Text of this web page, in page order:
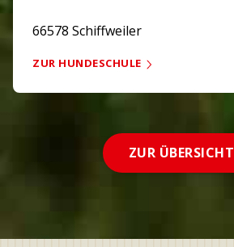
66578 Schiffweiler
ZUR HUNDESCHULE
ZUR ÜBERSICHT